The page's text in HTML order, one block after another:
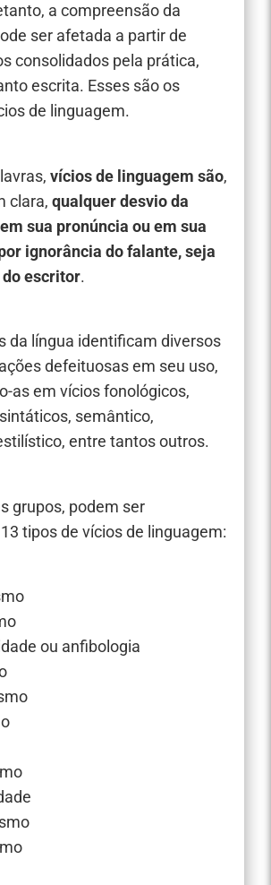
a compreensão da
ser afetada a partir de
consolidados pela prática,
escrita. Esses são os
de linguagem.
vícios de linguagem são,
clara, qualquer desvio da
sua pronúncia ou em sua
ignorância do falante, seja
escritor.
da língua identificam diversos
defeituosas em seu uso,
as em vícios fonológicos,
semântico,
entre tantos outros.
grupos, podem ser
tipos de vícios de linguagem:
ou anfibologia